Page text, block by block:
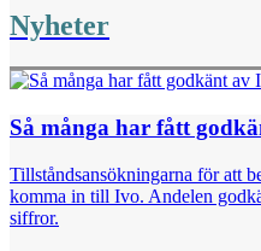
Nyheter
Så många har fått
Tillståndsansökningarna för att
komma in till Ivo. Andelen
siffror.